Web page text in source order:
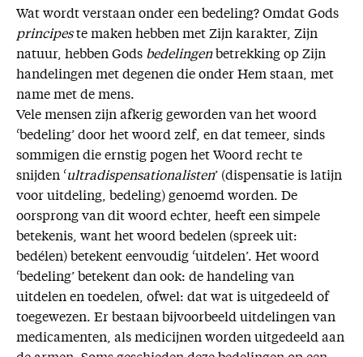
Wat wordt verstaan onder een bedeling? Omdat Gods
principeste maken hebben met Zijn karakter, Zijn
natuur, hebben Gods bedelingenbetrekking op Zijn
handelingen met degenen die onder Hem staan, met
name met de mens.
Vele mensen zijn afkerig geworden van het woord
‘bedeling’ door het woord zelf, en dat temeer, sinds
sommigen die ernstig pogen het Woord recht te
snijden ‘ultradispensationalisten’ (dispensatie is latijn
voor uitdeling, bedeling) genoemd worden. De
oorsprong van dit woord echter, heeft een simpele
betekenis, want het woord bedelen (spreek uit:
bedélen) betekent eenvoudig ‘uitdelen’. Het woord
‘bedeling’ betekent dan ook: de handeling van
uitdelen en toedelen, ofwel: dat wat is uitgedeeld of
toegewezen. Er bestaan bijvoorbeeld uitdelingen van
medicamenten, als medicijnen worden uitgedeeld aan